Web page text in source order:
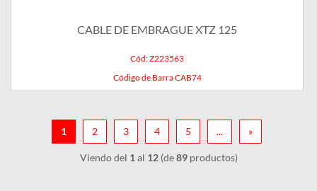
CABLE DE EMBRAGUE XTZ 125
Cód: Z223563
Código de Barra CAB74
1 2 3 4 5 ... »
Viendo del 1 al 12(de89productos)